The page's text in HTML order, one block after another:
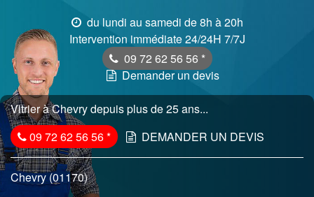
du lundi au samedi de 8h à 20h
Intervention immédiate 24/24H 7/7J
09 72 62 56 56 *
Demander un devis
Vitrier à Chevry depuis plus de 25 ans...
09 72 62 56 56* DEMANDER UN DEVIS
Chevry (01170)